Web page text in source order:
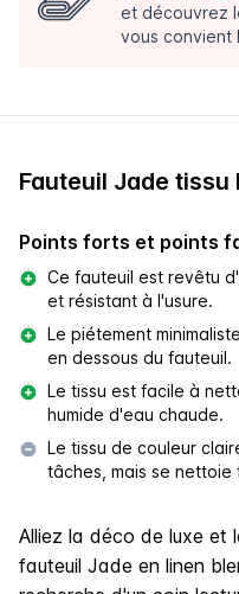
et découvrez
vous convient
Fauteuil Jade
Points forts et points
Ce fauteuil est revêtu
et résistant à l'usure.
Le piétement
en dessous du fauteuil.
Le tissu est facile à
humide d'eau chaude.
Le tissu de couleur
tâches, mais se nettoie
Alliez la déco de luxe et
fauteuil Jade en linen